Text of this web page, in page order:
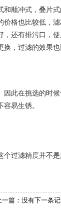
和顺冲式，叠片式
价格也比较低，
，还有排污口，使
换，过滤的效果也
因此在挑选的时
易生锈。
个过滤精度并不是
一篇：没有下一条